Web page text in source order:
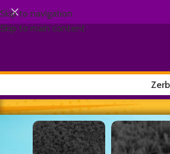
Skip to navigation
Skip to main content
Home/Zerbini classici su